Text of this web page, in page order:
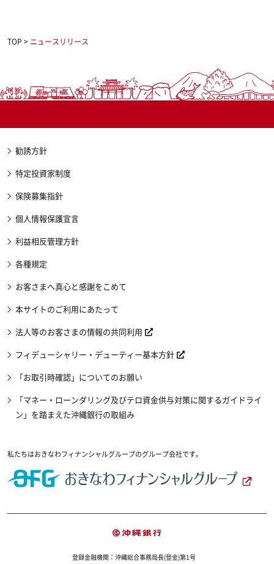
TOP > ニュースリリース
私たちはおきなわフィナンシャルグループのグループ会社です。
勧誘方針
特定投資家制度
保険募集指針
個人情報保護宣言
利益相反管理方針
各種規定
お客さまへ真心と感謝をこめて
本サイトのご利用にあたって
法人等のお客さまの情報の共同利用
フィデューシャリー・デューティー基本方針
「お取引時確認」についてのお願い
「マネー・ローンダリング及びテロ資金供与対策に関するガイドライ
ン」を踏まえた沖縄銀行の取組み
登録金融機関：沖縄総合事務局長(登金)第1号